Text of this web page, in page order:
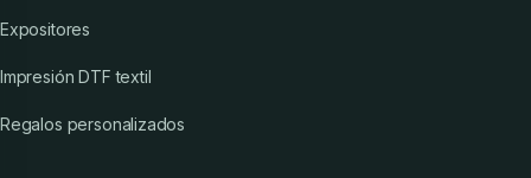
Expositores
Impresión DTF textil
Regalos personalizados